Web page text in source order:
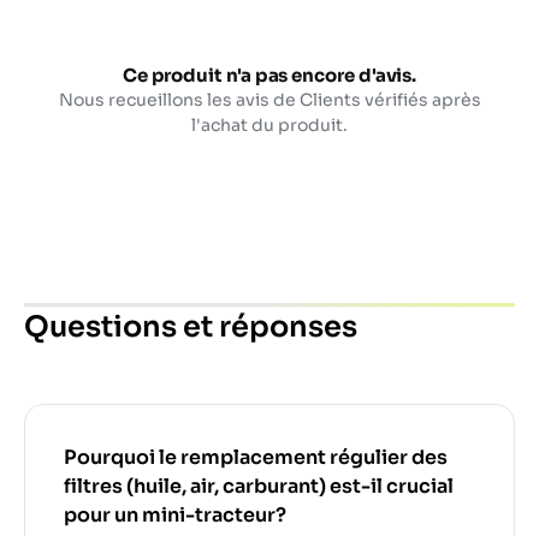
Ce produit n'a pas encore d'avis.
Nous recueillons les avis de Clients vérifiés après
l'achat du produit.
Questions et réponses
Pourquoi le remplacement régulier des
filtres (huile, air, carburant) est-il crucial
pour un mini-tracteur?